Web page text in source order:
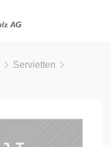
Servietten